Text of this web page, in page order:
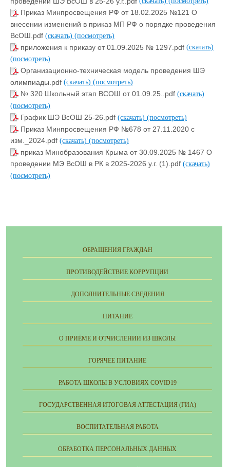
Приказ Минпросвещения РФ от 18.02.2025 №121 О
внесении изменений в приказ МП РФ о порядке проведения
ВсОШ.pdf (скачать) (посмотреть)
приложения к приказу от 01.09.2025 № 1297.pdf (скачать)
(посмотреть)
Организационно-техническая модель проведения ШЭ
олимпиады.pdf (скачать) (посмотреть)
№ 320 Школьный этап ВСОШ от 01.09.25..pdf (скачать)
(посмотреть)
График ШЭ ВсОШ 25-26.pdf (скачать) (посмотреть)
Приказ Минпросвещения РФ №678 от 27.11.2020 с
изм._2024.pdf (скачать) (посмотреть)
приказ Минобразования Крыма от 30.09.2025 № 1467 О
проведении МЭ ВсОШ в РК в 2025-2026 у.г. (1).pdf (скачать)
(посмотреть)
ОБРАЩЕНИЯ ГРАЖДАН
ПРОТИВОДЕЙСТВИЕ КОРРУПЦИИ
ДОПОЛНИТЕЛЬНЫЕ СВЕДЕНИЯ
ПИТАНИЕ
О ПРИЁМЕ И ОТЧИСЛЕНИИ ИЗ ШКОЛЫ
ГОРЯЧЕЕ ПИТАНИЕ
РАБОТА ШКОЛЫ В УСЛОВИЯХ COVID19
ГОСУДАРСТВЕННАЯ ИТОГОВАЯ АТТЕСТАЦИЯ (ГИА)
ВОСПИТАТЕЛЬНАЯ РАБОТА
ОБРАБОТКА ПЕРСОНАЛЬНЫХ ДАННЫХ